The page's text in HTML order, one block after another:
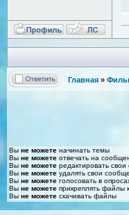
Главная »
Вы не можете начинать темы
Вы не можете отвечать на
Вы не можете редактировать
Вы не можете удалять свои
Вы не можете голосовать в
Вы не можете прикреплять файлы
Вы не можете скачивать файлы